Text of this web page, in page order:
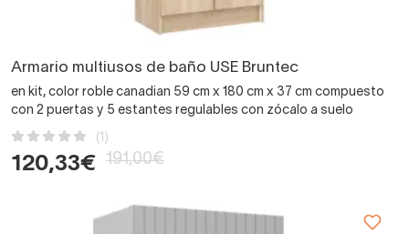
Armario multiusos de baño USE Bruntec
en kit, color roble canadian 59 cm x 180 cm x 37 cm compuesto
con 2 puertas y 5 estantes regulables con zócalo a suelo
(1)
120,33€ 191,00€